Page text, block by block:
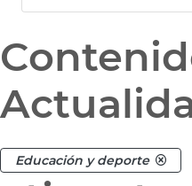
Educación y deporte